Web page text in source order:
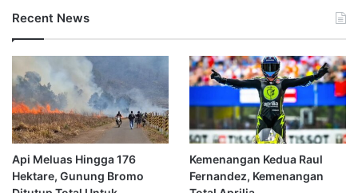
Recent News
Api Meluas Hingga 176
Hektare, Gunung Bromo
Kemenangan Kedua Raul
Fernandez, Kemenangan